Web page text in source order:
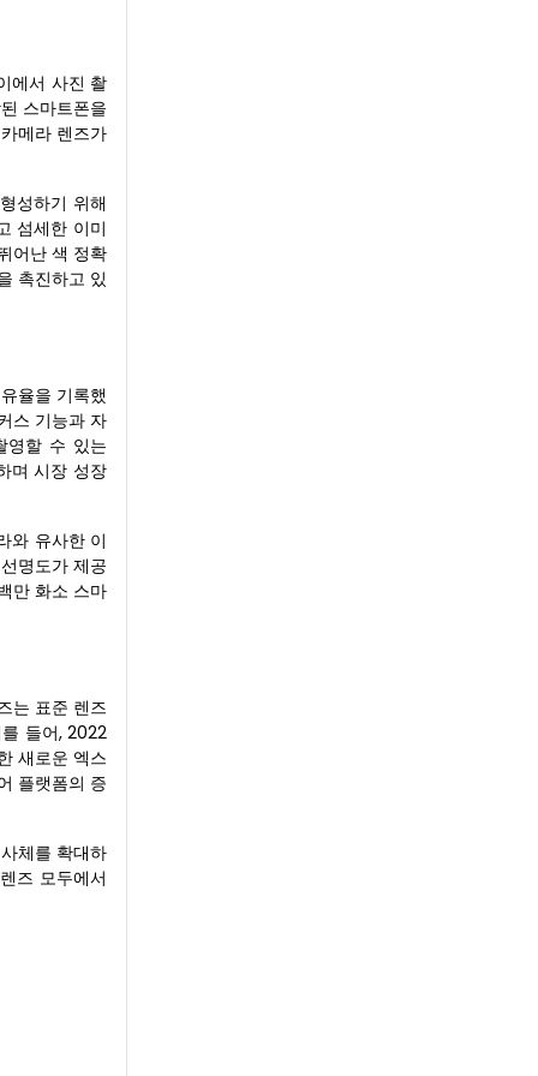
에서 사진 촬
스마트폰을
메라 렌즈가
성하기 위해
섬세한 이미
어난 색 정확
촉진하고 있
율을 기록했
스 기능과 자
영할 수 있는
며 시장 성장
와 유사한 이
명도가 제공
만 화소 스마
는 표준 렌즈
들어, 2022
새로운 엑스
플랫폼의 증
체를 확대하
즈 모두에서